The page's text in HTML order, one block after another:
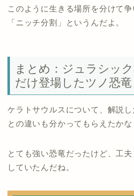
このように生きる場所を分けて
「ニッチ分割」というんだよ。
まとめ：ジュラシッ
だけ登場したツノ恐竜
ケラトサウルスについて、解説
との違いも分かってもらえたかな
とても強い恐竜だったけど、工
していたんだね。